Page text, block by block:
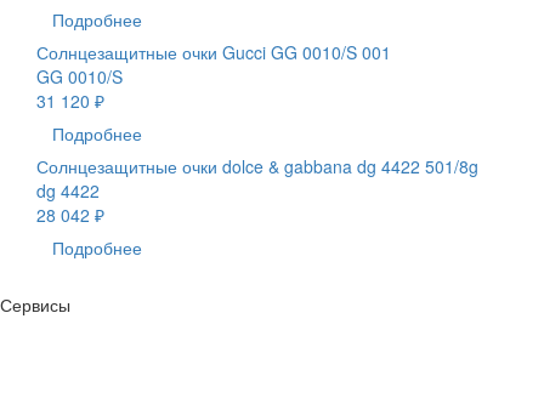
Подробнее
Солнцезащитные очки Gucci GG 0010/S 001
GG 0010/S
31 120 ₽
Подробнее
Солнцезащитные очки dolce & gabbana dg 4422 501/8g
dg 4422
28 042 ₽
Подробнее
Сервисы